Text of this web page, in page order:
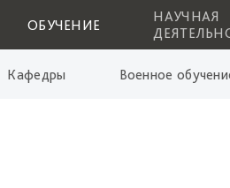
ОБУЧЕНИЕ
НАУЧНАЯ
Кафедры Военное